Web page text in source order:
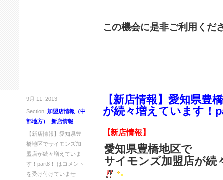
この機会に是非ご利用くだ
9月 11, 2013
Section: 加盟店情報（中
部地方）
新店情報
【新店情報】愛知県豊
橋地区でサイモンズ加
盟店が続々増えていま
す！part8！ は コメント
を受け付けていませ
【新店情報】愛知県豊
が続々増えています！
【新店情報】
愛知県豊橋地区で
サイモンズ加盟店が続